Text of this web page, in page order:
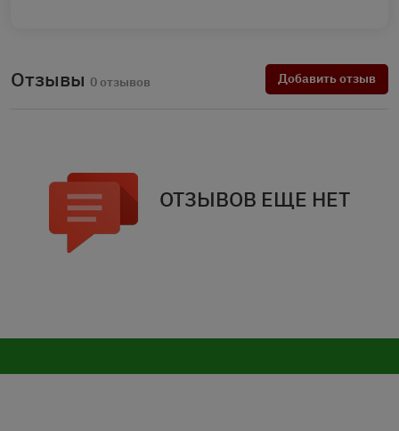
Отзывы 0 отзывов Добавить отзыв
ОТЗЫВОВ ЕЩЕ НЕТ